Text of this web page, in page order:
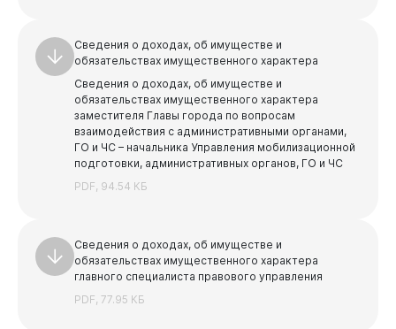
Горожанам
Комиссия по соблюдению требований к служебному
поведению муниципальных служащих и
урегулированию конфликта интересов
Независимая антикоррупционная экспертиза
Методические материалы
План противодействия коррупции
Формы и бланки
Учреждения, подведомственные Управлению
дорожно - коммунального хозяйства и
благоустройства
Учреждения, подведомственные Комитету по
физической культуре, спорту и туризму
Учреждения, подведомственные Комитету жилищно-
Учреждения, подведомственные Комитету
социальной защиты
молодежи
Бюджет для граждан
Документы
Сведения о доходах, об имуществе и
обязательствах имущественного характера
Сведения о доходах, об имуществе и
обязательствах имущественного характера
заместителя Главы города по вопросам
взаимодействия с административными органами,
ГО и ЧС – начальника Управления мобилизационной
подготовки, административных органов, ГО и ЧС
PDF, 94.54 КБ
Сведения о доходах, об имуществе и
обязательствах имущественного характера
главного специалиста правового управления
PDF, 77.95 КБ